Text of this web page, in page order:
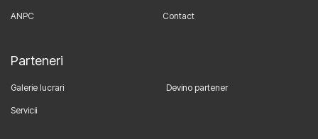
ANPC Contact
Parteneri
Galerie lucrari Devino partener
Servicii